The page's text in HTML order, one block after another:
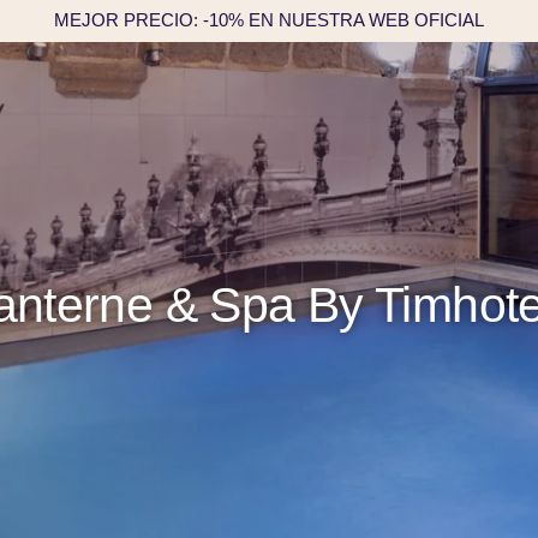
MEJOR PRECIO: -10% EN NUESTRA WEB OFICIAL
& Spa By